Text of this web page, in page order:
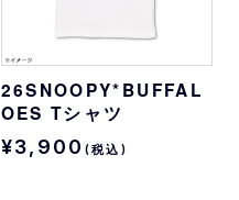
26SNOOPY*BUFFAL
OES Tシャツ
¥3,900 (税込)